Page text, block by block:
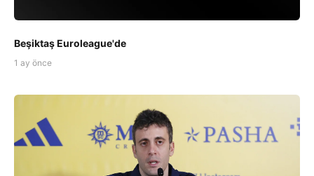
Beşiktaş Euroleague'de
1 ay önce